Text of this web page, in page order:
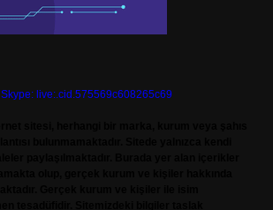
Skype: live:.cid.575569c608265c69